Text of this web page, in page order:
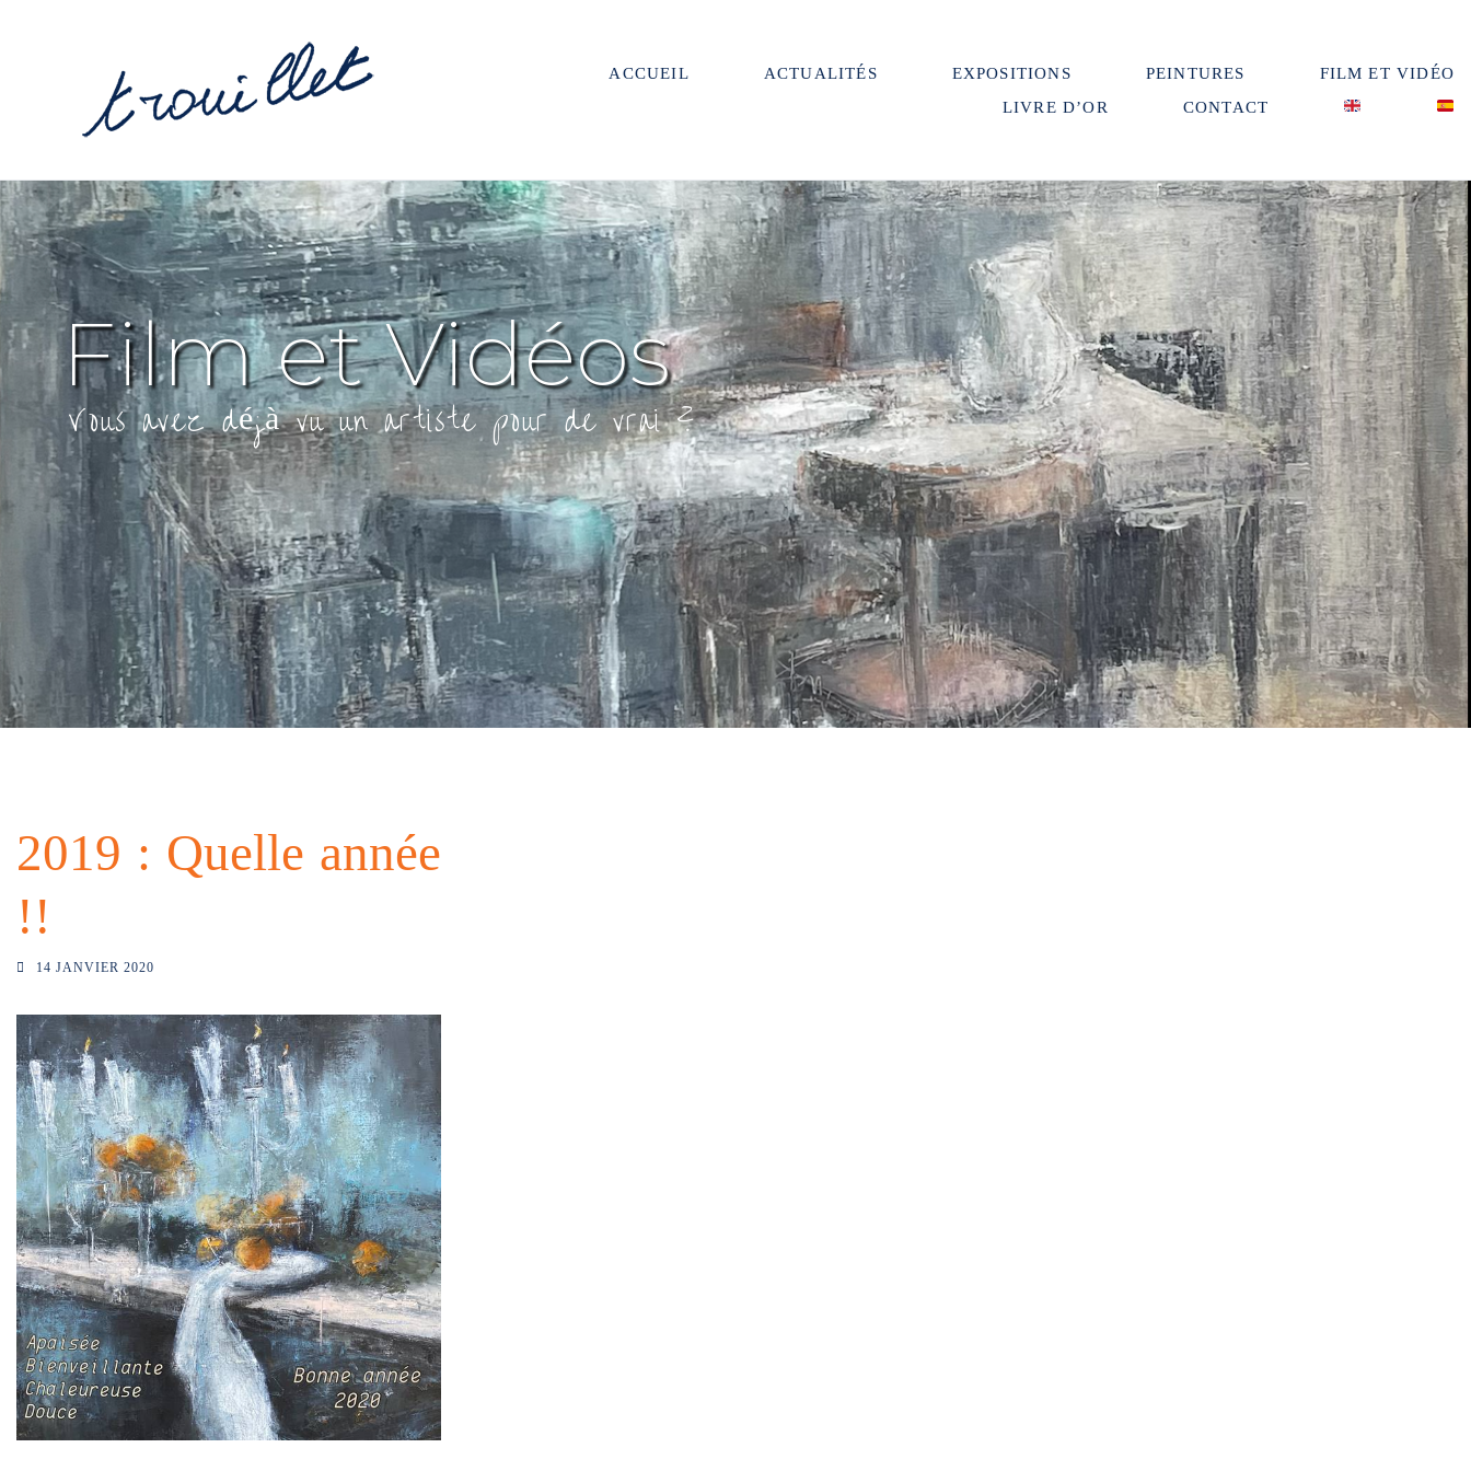
ACCUEIL ACTUALITÉS EXPOSITIONS PEINTURES
FILM ET VIDÉO
LIVRE D’OR
CONTACT
2019 : Quelle année
!!
14 JANVIER 2020